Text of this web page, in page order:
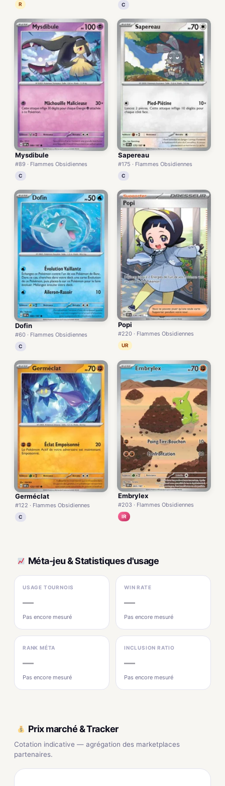
R C
Mysdibule
#89 · Flammes Obsidiennes
C
Sapereau
#175 · Flammes Obsidiennes
C
Dofin
#60 · Flammes Obsidiennes
C
Popi
#220 · Flammes Obsidiennes
UR
Germéclat
#122 · Flammes Obsidiennes
C
Embrylex
#203 · Flammes Obsidiennes
IR
Méta-jeu & Statistiques d'usage
USAGE TOURNOIS
—
Pas encore mesuré
WIN RATE
—
Pas encore mesuré
RANK MÉTA
—
Pas encore mesuré
INCLUSION RATIO
—
Pas encore mesuré
Prix marché & Tracker
Cotation indicative — agrégation des marketplaces
partenaires.